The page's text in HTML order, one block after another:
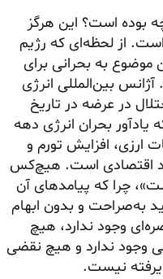
بوده است؟ این هرگز
از لحظه‌ای که رژیم
موضوع به بحرانی برای
بین‌المللی انرژی
در عرضه در تاریخ
بحران انرژی دهه
ارزی، افزایش تورم و
اقتصادی است. هیچ‌کس
چرا که پیامدهای آن
به‌صراحت و بدون ابهام
وجود ندارد، هیچ
وجود ندارد و هیچ نقضی
نیست.